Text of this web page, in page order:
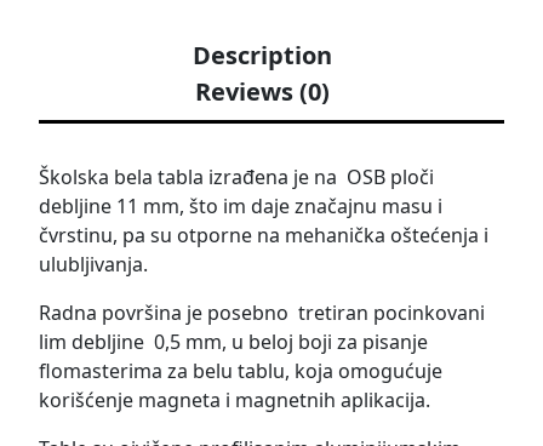
Description
Reviews (0)
Školska bela tabla izrađena je na OSB ploči
debljine 11 mm, što im daje značajnu masu i
čvrstinu, pa su otporne na mehanička oštećenja i
ulubljivanja.
Radna površina je posebno tretiran pocinkovani
lim debljine 0,5 mm, u beloj boji za pisanje
flomasterima za belu tablu, koja omogućuje
korišćenje magneta i magnetnih aplikacija.